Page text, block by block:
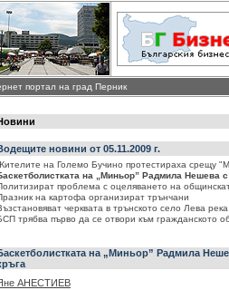
портал на град Перник
новини от 05.11.2009 г.
на Големо Бучино протестираха срещу
на „Миньор” Радмила Нешева
проблема с оцеляването на
на картофа организират трънчани
черквата в трънското село Лева река
трябва първо да се отвори към гражданското
на „Миньор” Радмила
АНЕСТИЕВ